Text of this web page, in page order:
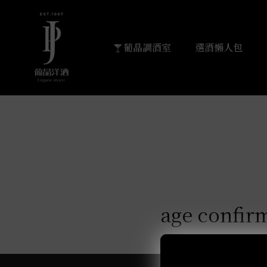
葡晶調酒室 選酒懶人包
dapibus leo.
age